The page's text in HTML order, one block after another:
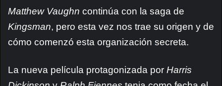
Matthew Vaughn continúa con la saga de
Kingsman, pero esta vez nos trae su origen y de
cómo comenzó esta organización secreta.
La nueva película protagonizada por Harris